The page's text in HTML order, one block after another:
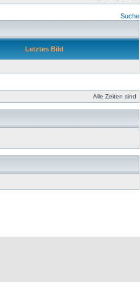
Suche
Letztes Bild
Alle Zeiten sind